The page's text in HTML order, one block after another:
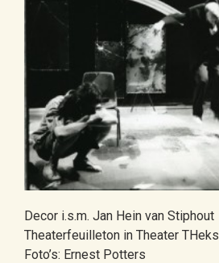
Decor i.s.m. Jan Hein van Stiphout
Theaterfeuilleton in Theater THeks
Foto’s: Ernest Potters